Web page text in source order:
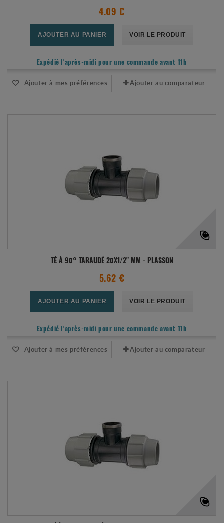
4.09 €
AJOUTER AU PANIER VOIR LE PRODUIT
Expédié l'après-midi pour une commande avant 11h
Ajouter à mes préférences Ajouter au comparateur
TÉ À 90° TARAUDÉ 20X1/2" MM - PLASSON
5.62 €
AJOUTER AU PANIER VOIR LE PRODUIT
Expédié l'après-midi pour une commande avant 11h
Ajouter à mes préférences Ajouter au comparateur